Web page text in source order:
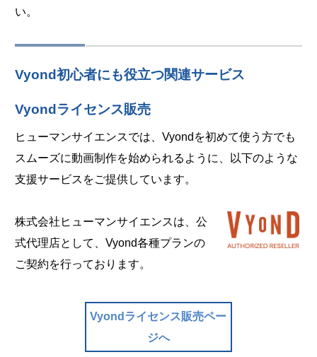
い。
Vyond初心者にも役立つ関連サービス
Vyondライセンス販売
ヒューマンサイエンスでは、Vyondを初めて使う方でも
スムーズに動画制作を始められるように、以下のような
支援サービスをご提供しています。
株式会社ヒューマンサイエンスは、公
式代理店として、Vyond各種プランの
ご契約を行っております。
Vyondライセンス販売ペー
ジへ